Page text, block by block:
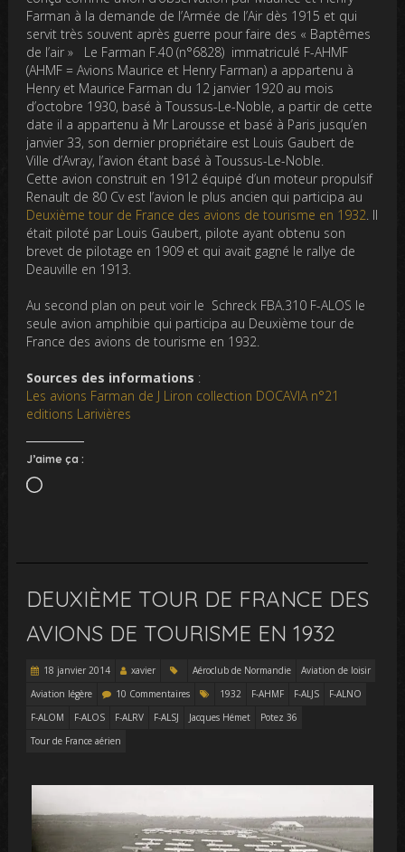
Farman à la demande de l’Armée de l’Air dès 1915 et qui
servit très souvent après guerre pour faire des « Baptêmes
de l’air » Le Farman F.40 (n°6828) immatriculé F-AHMF
(AHMF = Avions Maurice et Henry Farman) a appartenu à
Henry et Maurice Farman du 12 janvier 1920 au mois
d’octobre 1930, basé à Toussus-Le-Noble, a partir de cette
date il a appartenu à Mr Larousse et basé à Paris jusqu’en
janvier 33, son dernier propriétaire est Louis Gaubert de
Ville d’Avray, l’avion étant basé à Toussus-Le-Noble.
Cette avion construit en 1912 équipé d’un moteur propulsif
Renault de 80 Cv est l’avion le plus ancien qui participa au
Deuxième tour de France des avions de tourisme en 1932. Il
était piloté par Louis Gaubert, pilote ayant obtenu son
brevet de pilotage en 1909 et qui avait gagné le rallye de
Deauville en 1913.
Au second plan on peut voir le Schreck FBA.310 F-ALOS le
seule avion amphibie qui participa au Deuxième tour de
France des avions de tourisme en 1932.
Sources des informations :
Les avions Farman de J Liron collection DOCAVIA n°21
editions Larivières
J’aime ça :
Chargement…
DEUXIÈME TOUR DE FRANCE DES
AVIONS DE TOURISME EN 1932
18 janvier 2014 xavier Aéroclub de Normandie
Aviation de loisir
Aviation légère
10 Commentaires 1932 F-AHMF F-ALJS
F-ALNO
F-ALOM
F-ALOS F-ALRV F-ALSJ Jacques Hémet
Potez 36
Tour de France aérien